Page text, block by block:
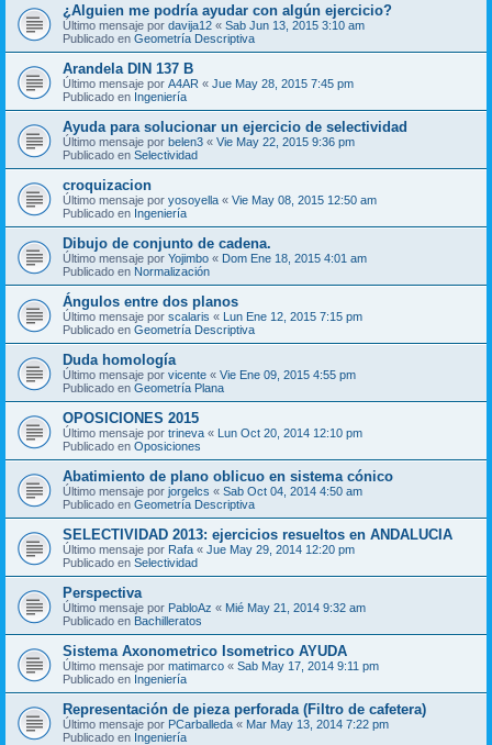
¿Alguien me podría ayudar con algún ejercicio?
Último mensaje por davija12 « Sab Jun 13, 2015 3:10 am
Publicado en Geometría Descriptiva
Arandela DIN 137 B
Último mensaje por A4AR « Jue May 28, 2015 7:45 pm
Publicado en Ingeniería
Ayuda para solucionar un ejercicio de selectividad
Último mensaje por belen3 « Vie May 22, 2015 9:36 pm
Publicado en Selectividad
croquizacion
Último mensaje por yosoyella « Vie May 08, 2015 12:50 am
Publicado en Ingeniería
Dibujo de conjunto de cadena.
Último mensaje por Yojimbo « Dom Ene 18, 2015 4:01 am
Publicado en Normalización
Ángulos entre dos planos
Último mensaje por scalaris « Lun Ene 12, 2015 7:15 pm
Publicado en Geometría Descriptiva
Duda homología
Último mensaje por vicente « Vie Ene 09, 2015 4:55 pm
Publicado en Geometría Plana
OPOSICIONES 2015
Último mensaje por trineva « Lun Oct 20, 2014 12:10 pm
Publicado en Oposiciones
Abatimiento de plano oblicuo en sistema cónico
Último mensaje por jorgelcs « Sab Oct 04, 2014 4:50 am
Publicado en Geometría Descriptiva
SELECTIVIDAD 2013: ejercicios resueltos en ANDALUCIA
Último mensaje por Rafa « Jue May 29, 2014 12:20 pm
Publicado en Selectividad
Perspectiva
Último mensaje por PabloAz « Mié May 21, 2014 9:32 am
Publicado en Bachilleratos
Sistema Axonometrico Isometrico AYUDA
Último mensaje por matimarco « Sab May 17, 2014 9:11 pm
Publicado en Ingeniería
Representación de pieza perforada (Filtro de cafetera)
Último mensaje por PCarballeda « Mar May 13, 2014 7:22 pm
Publicado en Ingeniería